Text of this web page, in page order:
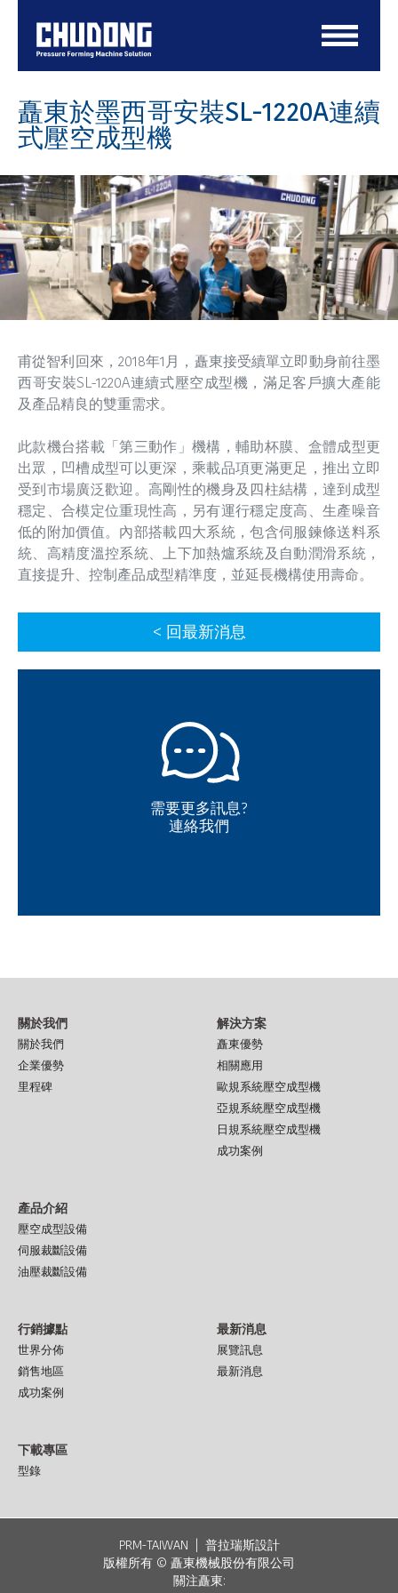
矗東於墨西哥安裝SL-1220A連續
式壓空成型機
甫從智利回來，2018年1月，矗東接受續單立即動身前往墨
西哥安裝SL-1220A連續式壓空成型機，滿足客戶擴大產能
及產品精良的雙重需求。
此款機台搭載「第三動作」機構，輔助杯膜、盒體成型更
出眾，凹槽成型可以更深，乘載品項更滿更足，推出立即
受到市場廣泛歡迎。高剛性的機身及四柱結構，達到成型
穩定、合模定位重現性高，另有運行穩定度高、生產噪音
低的附加價值。內部搭載四大系統，包含伺服鍊條送料系
統、高精度溫控系統、上下加熱爐系統及自動潤滑系統，
直接提升、控制產品成型精準度，並延長機構使用壽命。
< 回最新消息
需要更多訊息?
連絡我們
關於我們
關於我們
企業優勢
里程碑
解決方案
矗東優勢
相關應用
歐規系統壓空成型機
亞規系統壓空成型機
日規系統壓空成型機
成功案例
產品介紹
壓空成型設備
伺服裁斷設備
油壓裁斷設備
行銷據點
世界分佈
銷售地區
成功案例
最新消息
展覽訊息
最新消息
下載專區
型錄
PRM-TAIWAN
普拉瑞斯設計
版權所有 © 矗東機械股份有限公司
關注矗東: